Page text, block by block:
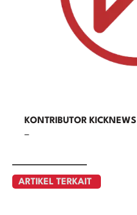
KONTRIBUTOR KICKNEWS
–
ARTIKEL TERKAIT